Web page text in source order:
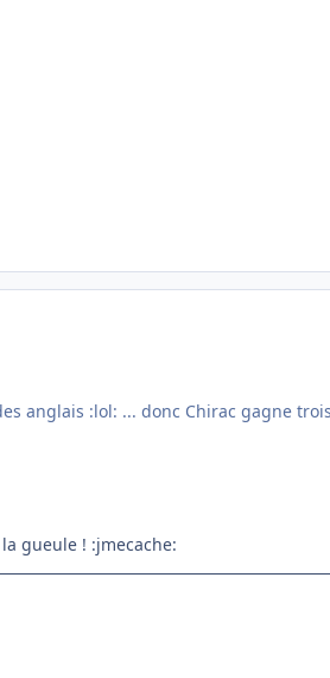
anglais :lol: ... donc Chirac gagne
gueule ! :jmecache: